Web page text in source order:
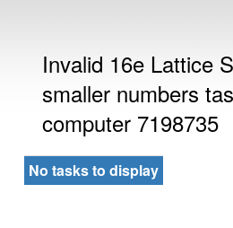
Invalid 16e Lattice
smaller numbers
computer 7198735
No tasks to display